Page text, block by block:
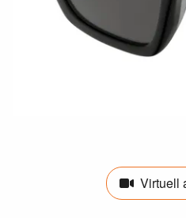
Virtuell